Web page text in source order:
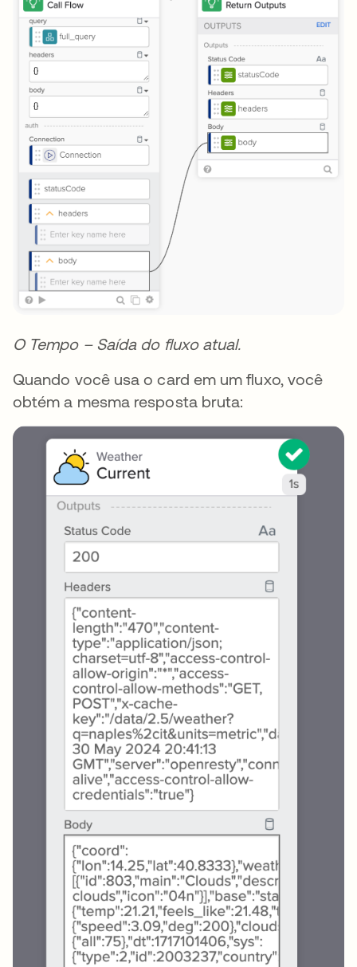
O Tempo – Saída do fluxo atual.
Quando você usa o card em um fluxo, você
obtém a mesma resposta bruta: